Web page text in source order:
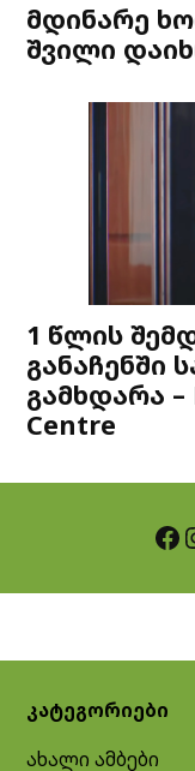
მდინარე
შვილი
1 წლის
განაჩენში
გამხდარა –
Centre
Facebook
კატეგორიები
ახალი ამბები